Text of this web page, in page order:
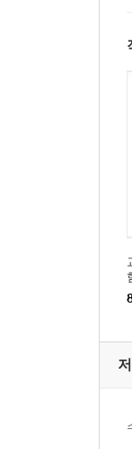
3-1.
3-2.
3-3.
3-4.
3-5.
3-6.
3-7.
3-8.
3-9.
3-
3-
Part